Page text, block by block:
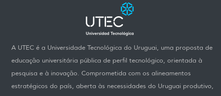
A UTEC é a Universidade Tecnológica do Uruguai, uma proposta de
educação universitária pública de perfil tecnológico, orientada à
pesquisa e à inovação. Comprometida com os alineamentos
estratégicos do país, aberta às necessidades do Uruguai produtivo,